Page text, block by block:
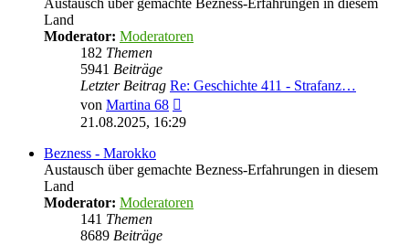
Austausch über gemachte Bezness-Erfahrungen in diesem
Land
Moderator: Moderatoren
182 Themen
5941 Beiträge
Letzter Beitrag Re: Geschichte 411 - Strafanz…
von Martina 68
Beitrag
21.08.2025, 16:29
Bezness - Marokko
Austausch über gemachte Bezness-Erfahrungen in diesem
Land
Moderator: Moderatoren
141 Themen
8689 Beiträge